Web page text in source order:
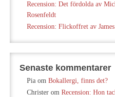
Recension: Det fördolda av
Rosenfeldt
Recension: Flickoffret av
Senaste kommentarer
Pia om Bokallergi, finns det?
Christer om Recension: Hon